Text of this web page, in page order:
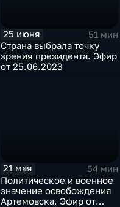
25 июня
51 мин
Страна выбрала точку
зрения президента. Эфир
от 25.06.2023
21 мая
54 мин
Политическое и военное
значение освобождения
Артемовска. Эфир от